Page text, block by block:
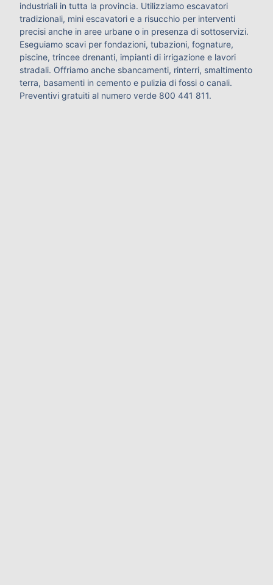
industriali in tutta la provincia. Utilizziamo escavatori
tradizionali, mini escavatori e a risucchio per interventi
precisi anche in aree urbane o in presenza di sottoservizi.
Eseguiamo scavi per fondazioni, tubazioni, fognature,
piscine, trincee drenanti, impianti di irrigazione e lavori
stradali. Offriamo anche sbancamenti, rinterri, smaltimento
terra, basamenti in cemento e pulizia di fossi o canali.
Preventivi gratuiti al numero verde 800 441 811.